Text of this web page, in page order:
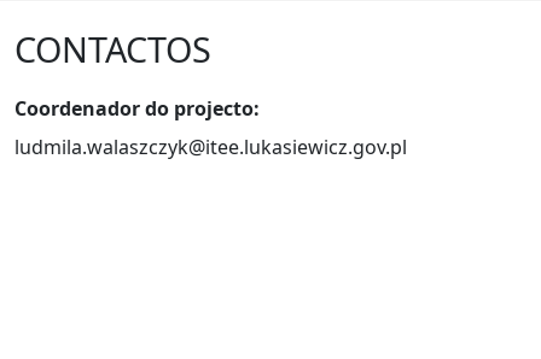
CONTACTOS
Coordenador do projecto:
ludmila.walaszczyk@itee.lukasiewicz.gov.pl